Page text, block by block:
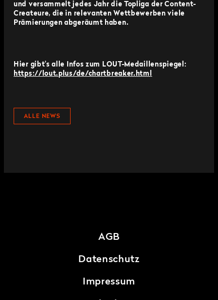
und versammelt jedes Jahr die Topliga der Content-
Createure, die in relevanten Wettbewerben viele
Prämierungen abgeräumt haben.
Hier gibt’s alle Infos zum LOUT-Medaillenspiegel:
https://lout.plus/de/chartbreaker.html
ALLE NEWS
AGB
Datenschutz
Impressum